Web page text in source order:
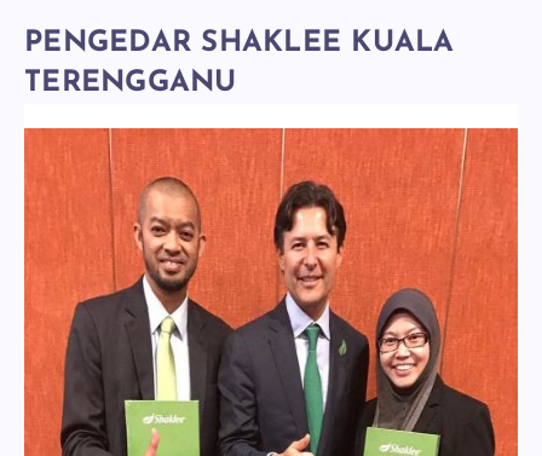
PENGEDAR SHAKLEE KUALA
TERENGGANU